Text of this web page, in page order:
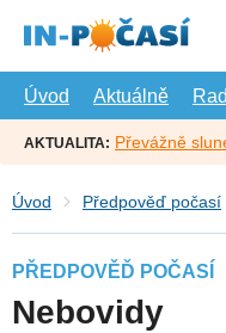
hlavní
Úvod
Aktuálně
AKTUALITA: Převážně
Úvod Předpověď počasí
PŘEDPOVĚĎ POČASÍ
Nebovidy